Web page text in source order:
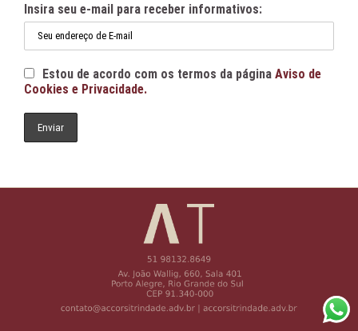
Insira seu e-mail para receber informativos:
Estou de acordo com os termos da página Aviso de
Cookies e Privacidade.